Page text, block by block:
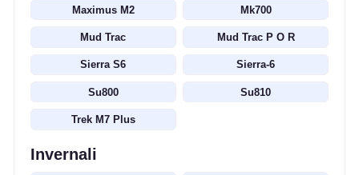
Maximus M2 Mk700
Mud Trac Mud Trac P O R
Sierra S6 Sierra-6
Su800 Su810
Trek M7 Plus
Invernali